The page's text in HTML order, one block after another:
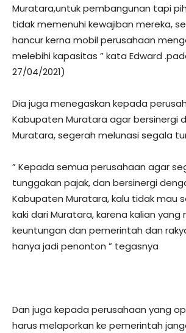
Muratara,untuk pembangunan tapi
tidak memenuhi kewajiban mereka,
hancur kerna mobil perusahaan
melebihi kapasitas ” kata Edward
27/04/2021)
Dia juga menegaskan kepada
Kabupaten Muratara agar bersinergi
Muratara, segerah melunasi segala
” Kepada semua perusahaan agar
tunggakan pajak, dan bersinergi
Kabupaten Muratara, kalu tidak mau
kaki dari Muratara, karena kalian
keuntungan dan pemerintah dan
hanya jadi penonton ” tegasnya
Dan juga kepada perusahaan yang
harus melaporkan ke pemerintah